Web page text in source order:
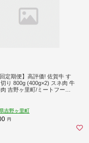
期便】高評価! 佐賀牛 す
り 800g (400g×2) スネ肉 牛
フーズ
吉野ヶ里町
円